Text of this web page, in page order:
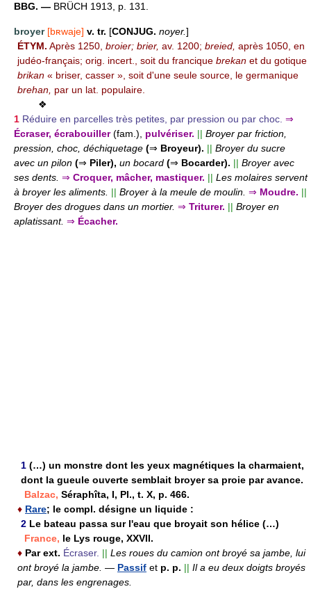
BBG. — BRÜCH 1913, p. 131.
broyer [bʀwaje] v. tr. [CONJUG. noyer.]
ÉTYM. Après 1250, broier; brier, av. 1200; breied, après 1050, en
judéo-français; orig. incert., soit du francique brekan et du gotique
brikan « briser, casser », soit d'une seule source, le germanique
brehan, par un lat. populaire.
❖
1 Réduire en parcelles très petites, par pression ou par choc. ⇒
Écraser, écrabouiller(fam.), pulvériser. || Broyer par friction,
pression, choc, déchiquetage (⇒ Broyeur). || Broyer du sucre
avec un pilon (⇒ Piler), un bocard (⇒ Bocarder). || Broyer avec
ses dents. ⇒ Croquer, mâcher, mastiquer. || Les molaires servent
à broyer les aliments. || Broyer à la meule de moulin. ⇒ Moudre. ||
Broyer des drogues dans un mortier. ⇒ Triturer. || Broyer en
aplatissant. ⇒ Écacher.
1 (…) un monstre dont les yeux magnétiques la charmaient,
dont la gueule ouverte semblait broyer sa proie par avance.
Balzac, Séraphîta, I, Pl., t. X, p. 466.
♦ Rare; le compl. désigne un liquide :
2 Le bateau passa sur l'eau que broyait son hélice (…)
France, le Lys rouge, XXVII.
♦ Par ext. Écraser. || Les roues du camion ont broyé sa jambe, lui
ont broyé la jambe. — Passif et p. p. || Il a eu deux doigts broyés
par, dans les engrenages.